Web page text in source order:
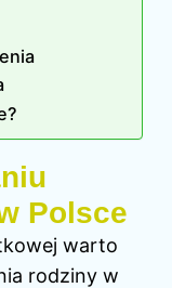
Polsce
warto
rodziny w